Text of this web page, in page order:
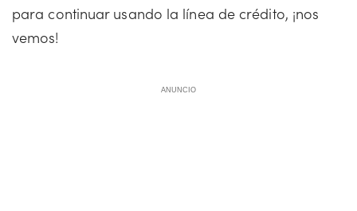
para continuar usando la línea de crédito, ¡nos
vemos!
ANUNCIO